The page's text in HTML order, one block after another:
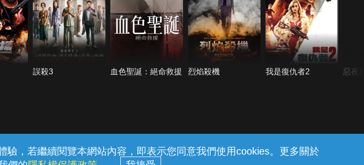
，若繼續閱覽本網站內容，即表示您同意我們使用cookies。更多關於
誤殺3 血色聖誕：絕命救援 烈焰殺機 我是復仇者2 惡夜
上客服 服務條款 隱私權保護